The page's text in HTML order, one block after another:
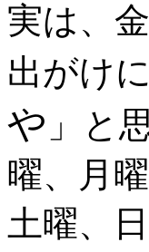
実は、
出がけ
や 」と
曜、月
土曜、